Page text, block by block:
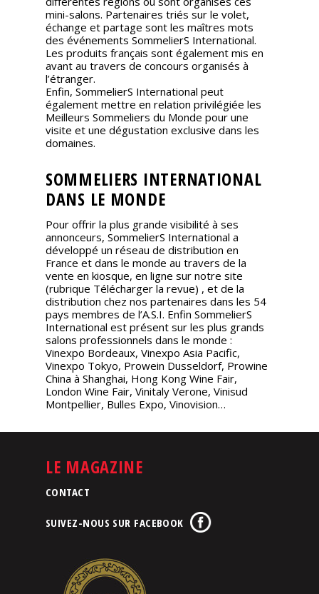
mini-salons. Partenaires triés sur le volet,
échange et partage sont les maîtres mots
des événements SommelierS International.
Les produits français sont également mis en
avant au travers de concours organisés à
l’étranger.
Enfin, SommelierS International peut
également mettre en relation privilégiée les
Meilleurs Sommeliers du Monde pour une
visite et une dégustation exclusive dans les
domaines.
SOMMELIERS INTERNATIONAL
DANS LE MONDE
Pour offrir la plus grande visibilité à ses
annonceurs, SommelierS International a
développé un réseau de distribution en
France et dans le monde au travers de la
vente en kiosque, en ligne sur notre site
(rubrique Télécharger la revue) , et de la
distribution chez nos partenaires dans les 54
pays membres de l’A.S.I. Enfin SommelierS
International est présent sur les plus grands
salons professionnels dans le monde :
Vinexpo Bordeaux, Vinexpo Asia Pacific,
Vinexpo Tokyo, Prowein Dusseldorf, Prowine
China à Shanghai, Hong Kong Wine Fair,
London Wine Fair, Vinitaly Verone, Vinisud
Montpellier, Bulles Expo, Vinovision…
LE MAGAZINE
CONTACT
SUIVEZ-NOUS SUR FACEBOOK